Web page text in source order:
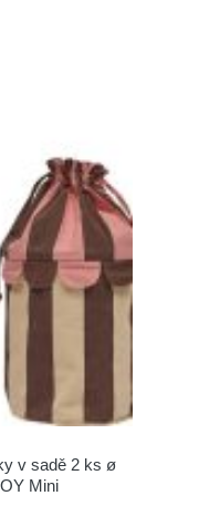
v sadě 2 ks ø
Mini